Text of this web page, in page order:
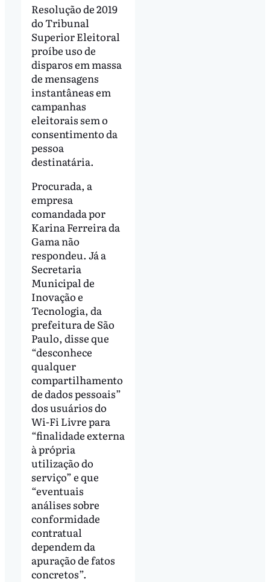
Resolução de 2019
do Tribunal
Superior Eleitoral
proíbe uso de
disparos em massa
de mensagens
instantâneas em
campanhas
eleitorais sem o
consentimento da
pessoa
destinatária.
Procurada, a
empresa
comandada por
Karina Ferreira da
Gama não
respondeu. Já a
Secretaria
Municipal de
Inovação e
Tecnologia, da
prefeitura de São
Paulo, disse que
“desconhece
qualquer
compartilhamento
de dados pessoais”
dos usuários do
Wi-Fi Livre para
“finalidade externa
à própria
utilização do
serviço” e que
“eventuais
análises sobre
conformidade
contratual
dependem da
apuração de fatos
concretos”.